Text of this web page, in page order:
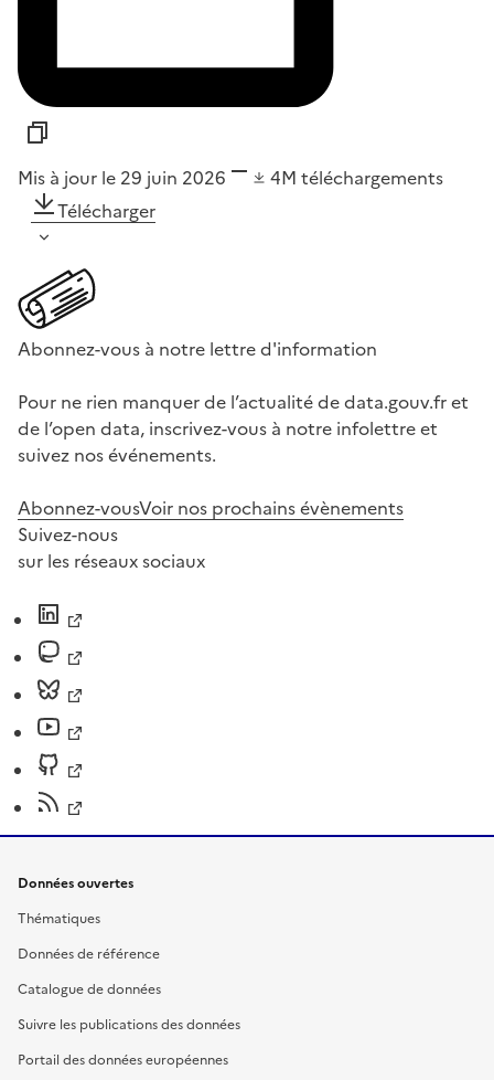
Mis à jour le 29 juin 2026 4M téléchargements
Télécharger
Abonnez-vous à notre lettre d'information
Pour ne rien manquer de l’actualité de data.gouv.fr et
de l’open data, inscrivez-vous à notre infolettre et
suivez nos événements.
Abonnez-vousVoir nos prochains évènements
Suivez-nous
sur les réseaux sociaux
Données ouvertes
Thématiques
Données de référence
Catalogue de données
Suivre les publications des données
Portail des données européennes